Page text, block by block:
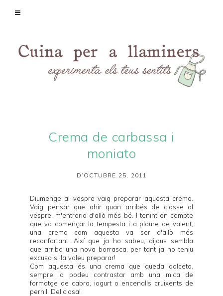
Crema de carbassa i
moniato
D’OCTUBRE 25, 2011
Diumenge al vespre vaig preparar aquesta crema.
Vaig pensar que ahir quan arribés de classe al
vespre, m'entraria d'allò més bé. I tenint en compte
que va començar la tempesta i a ploure de valent,
una crema com aquesta va ser d'allò més
reconfortant. Així que ja ho sabeu, dijous sembla
que arriba una nova borrasca, per tant ja no teniu
excusa si la voleu preparar!
Com aquesta és una crema que queda dolceta,
sempre la podeu contrastar amb una mica de
formatge de cabra, iogurt o encenalls cruixents de
pernil. Deliciosa!